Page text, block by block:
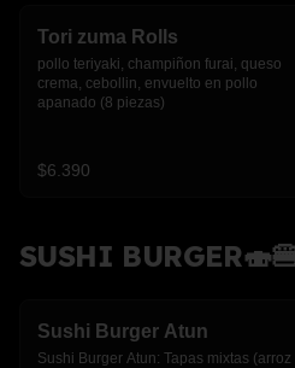
Tori zuma Rolls
pollo teriyaki, champiñon furai, queso
crema, cebollin, envuelto en pollo
apanado (8 piezas)
$6.390
SUSHI
Sushi Burger Atun
Sushi Burger Atun: Tapas mixtas (arroz